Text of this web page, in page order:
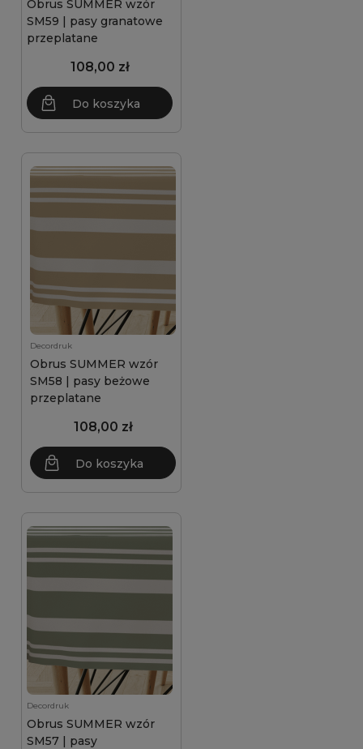
Obrus SUMMER wzór
SM59 | pasy granatowe
przeplatane
108,00 zł
Do koszyka
Decordruk
Obrus SUMMER wzór
SM58 | pasy beżowe
przeplatane
108,00 zł
Do koszyka
Decordruk
Obrus SUMMER wzór
SM57 | pasy